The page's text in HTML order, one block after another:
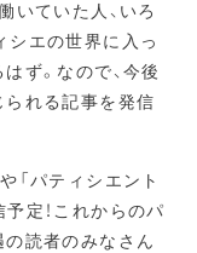
いていた人、いろ
シエの世界に入っ
ず。なので、今後
られる記事を発信
「パティシエント
定！これからのパ
の読者のみなさん